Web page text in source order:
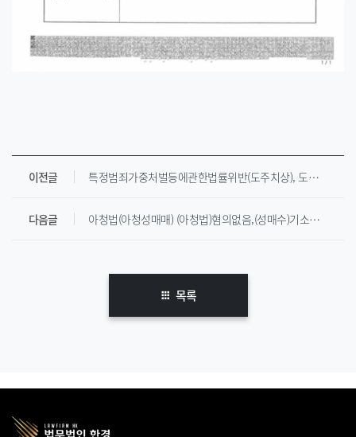
이전글 특정범죄가중처벌등에관한법률위반(도주치상), 도로교통법위반(사고후미조치) 벌금처분
다음글 아청법(아청성매매) (아청법)혐의없음,(성매수)기소유예처분
목록